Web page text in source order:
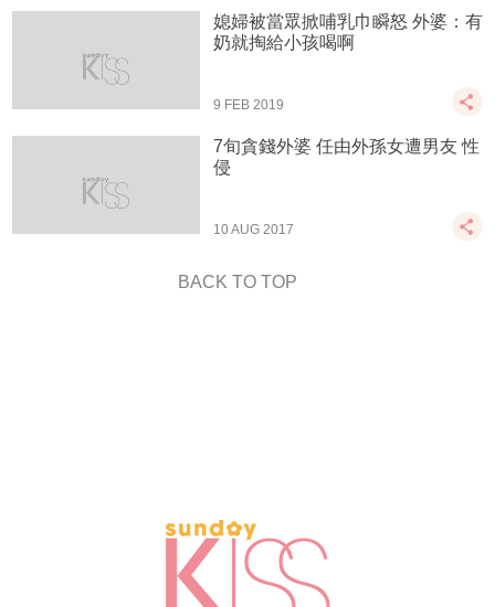
媳婦被當眾掀哺乳巾瞬怒 外婆：有
奶就掏給小孩喝啊
9 FEB 2019
7旬貪錢外婆 任由外孫女遭男友 性
侵
10 AUG 2017
BACK TO TOP